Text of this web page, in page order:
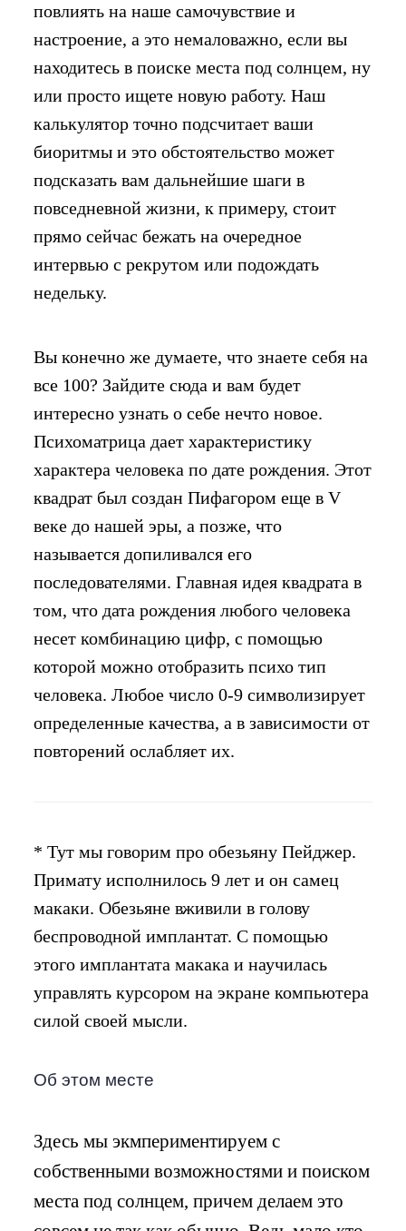
повлиять на наше самочувствие и
настроение, а это немаловажно, если вы
находитесь в поиске места под солнцем, ну
или просто ищете новую работу. Наш
калькулятор точно подсчитает ваши
биоритмы и это обстоятельство может
подсказать вам дальнейшие шаги в
повседневной жизни, к примеру, стоит
прямо сейчас бежать на очередное
интервью с рекрутом или подождать
недельку.
Вы конечно же думаете, что знаете себя на
все 100? Зайдите сюда и вам будет
интересно узнать о себе нечто новое.
Психоматрица дает характеристику
характера человека по дате рождения. Этот
квадрат был создан Пифагором еще в V
веке до нашей эры, а позже, что
называется допиливался его
последователями. Главная идея квадрата в
том, что дата рождения любого человека
несет комбинацию цифр, с помощью
которой можно отобразить психо тип
человека. Любое число 0-9 символизирует
определенные качества, а в зависимости от
повторений ослабляет их.
* Тут мы говорим про обезьяну Пейджер.
Примату исполнилось 9 лет и он самец
макаки. Обезьяне вживили в голову
беспроводной имплантат. С помощью
этого имплантата макака и научилась
управлять курсором на экране компьютера
силой своей мысли.
Об этом месте
Здесь мы экмпериментируем с
собственными возможностями и поиском
места под солнцем, причем делаем это